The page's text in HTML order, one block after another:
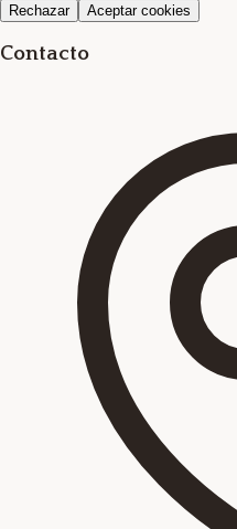
Rechazar Aceptar cookies
Contacto